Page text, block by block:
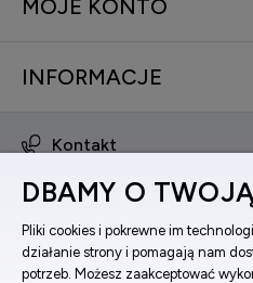
MOJE KONTO
INFORMACJE
Kontakt
ul. Bema 5, 33-100 Tarnów,
Facebook
DBAMY O
Pliki cookies i pokrewne im
działanie strony i pomagają nam
potrzeb. Możesz zaakceptować